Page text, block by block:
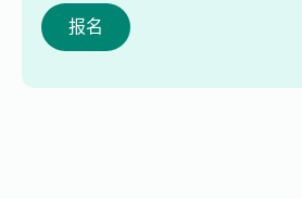
报名